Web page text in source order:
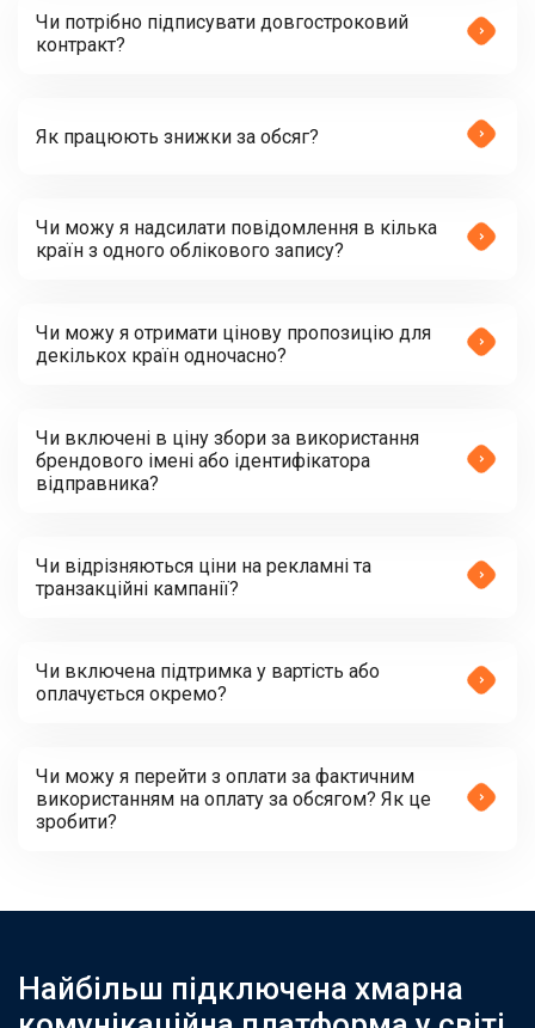
Чи потрібно підписувати довгостроковий
контракт?
Як працюють знижки за обсяг?
Чи можу я надсилати повідомлення в кілька
країн з одного облікового запису?
Чи можу я отримати цінову пропозицію для
декількох країн одночасно?
Чи включені в ціну збори за використання
брендового імені або ідентифікатора
відправника?
Чи відрізняються ціни на рекламні та
транзакційні кампанії?
Чи включена підтримка у вартість або
оплачується окремо?
Чи можу я перейти з оплати за фактичним
використанням на оплату за обсягом? Як це
зробити?
Найбільш підключена хмарна